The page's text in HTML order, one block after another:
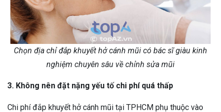
Chọn địa chỉ đắp khuyết hở cánh mũi có bác sĩ giàu kinh
nghiệm chuyên sâu về chỉnh sửa mũi
3. Không nên đặt nặng yếu tố chi phí quá thấp
Chi phí đắp khuyết hở cánh mũi tại TPHCM phụ thuộc vào